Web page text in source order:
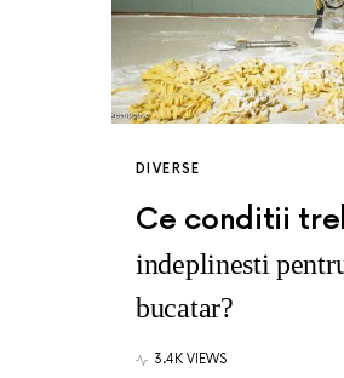
DIVERSE
Ce conditii
indeplinesti
bucatar?
3.4K VIEWS